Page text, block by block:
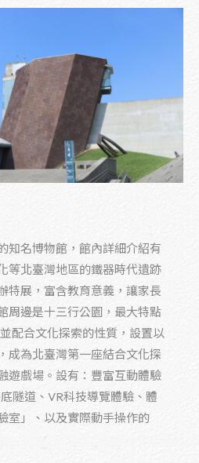
知名博物館，館內詳細介紹有
等北臺灣地區的鐵器時代遺跡
特展，富含教育意義，讓家長
周邊是十三行公園，最大特點
配合文化探索的性質，設置以
成為北臺灣第一座結合文化探
遊戲場。設有：豐富互動體驗
隧道、VR科技導覽體驗、體
室」、以及實際動手操作的